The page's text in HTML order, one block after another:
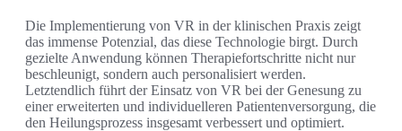
Die Implementierung von VR in der klinischen Praxis zeigt
das immense Potenzial, das diese Technologie birgt. Durch
gezielte Anwendung können Therapiefortschritte nicht nur
beschleunigt, sondern auch personalisiert werden.
Letztendlich führt der Einsatz von VR bei der Genesung zu
einer erweiterten und individuelleren Patientenversorgung, die
den Heilungsprozess insgesamt verbessert und optimiert.